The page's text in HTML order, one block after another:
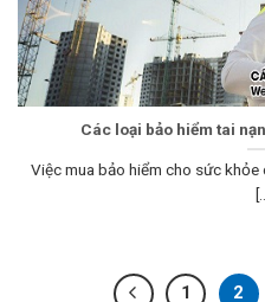
Các loại bảo hiểm tai
Việc mua bảo hiểm cho sức
1 2